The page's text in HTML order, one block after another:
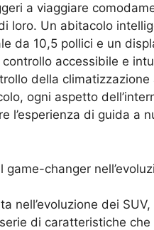
a viaggiare
loro. Un abitacolo
da 10,5 pollici e un
accessibile e
della climatizzazione
ogni aspetto
l’esperienza di guida a
changer
nell’evoluzione dei
di caratteristiche